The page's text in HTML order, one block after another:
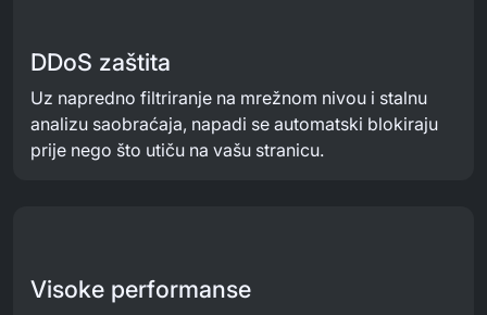
DDoS zaštita
Uz napredno filtriranje na mrežnom nivou i stalnu
analizu saobraćaja, napadi se automatski blokiraju
prije nego što utiču na vašu stranicu.
Visoke performanse